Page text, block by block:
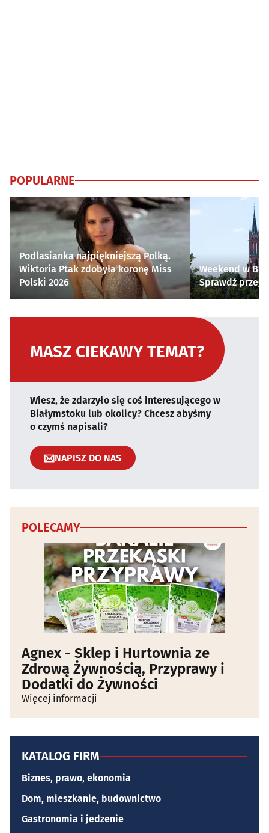
POPULARNE
Podlasianka najpiękniejszą Polką.
Wiktoria Ptak zdobyła koronę Miss
Polski 2026
Weekend w
Sprawdź
MASZ CIEKAWY TEMAT?
Wiesz, że zdarzyło się coś interesującego w
Białymstoku lub okolicy? Chcesz abyśmy
o czymś napisali?
NAPISZ DO NAS
POLECAMY
Agnex - Sklep i Hurtownia ze
Zdrową Żywnością, Przyprawy i
Dodatki do Żywności
Więcej informacji
KATALOG FIRM
Biznes, prawo, ekonomia
Dom, mieszkanie, budownictwo
Gastronomia i jedzenie